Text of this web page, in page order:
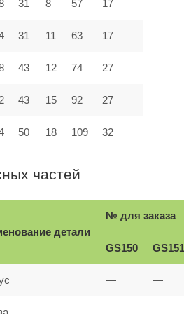
31 8 57 17
31 11 63 17
43 12 74 27
43 15 92 27
50 18 109 32
частей
детали
№ для заказа
GS150 GS151
— —